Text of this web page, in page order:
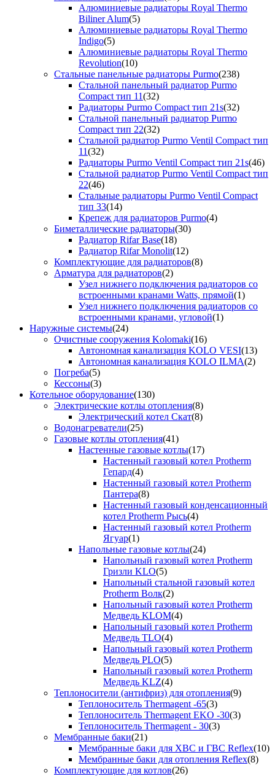
Алюминиевые радиаторы Royal Thermo
Biliner Alum(5)
Алюминиевые радиаторы Royal Thermo
Indigo(5)
Алюминиевые радиаторы Royal Thermo
Revolution(10)
Стальные панельные радиаторы Purmo(238)
Стальной панельный радиатор Purmo
Compact тип 11(32)
Радиаторы Purmo Compact тип 21s(32)
Стальной панельный радиатор Purmo
Compact тип 22(32)
Стальной радиатор Purmo Ventil Compact тип
11(32)
Радиаторы Purmo Ventil Compact тип 21s(46)
Стальной радиатор Purmo Ventil Compact тип
22(46)
Стальные радиаторы Purmo Ventil Compact
тип 33(14)
Крепеж для радиаторов Purmo(4)
Биметаллические радиаторы(30)
Радиатор Rifar Base(18)
Радиатор Rifar Monolit(12)
Комплектующие для радиаторов(8)
Арматура для радиаторов(2)
Узел нижнего подключения радиаторов со
встроенными кранами Watts, прямой(1)
Узел нижнего подключения радиаторов со
встроенными кранами, угловой(1)
Наружные системы(24)
Очистные сооружения Kolomaki(16)
Автономная канализация KOLO VESI(13)
Автономная канализация KOLO ILMA(2)
Погреба(5)
Кессоны(3)
Котельное оборудование(130)
Электрические котлы отопления(8)
Электрический котел Скат(8)
Водонагреватели(25)
Газовые котлы отопления(41)
Настенные газовые котлы(17)
Настенный газовый котел Protherm
Гепард(4)
Настенный газовый котел Protherm
Пантера(8)
Настенный газовый конденсационный
котел Protherm Рысь(4)
Настенный газовый котел Protherm
Ягуар(1)
Напольные газовые котлы(24)
Напольный газовый котел Protherm
Гризли KLO(5)
Напольный стальной газовый котел
Protherm Волк(2)
Напольный газовый котел Protherm
Медведь KLOM(4)
Напольный газовый котел Protherm
Медведь TLO(4)
Напольный газовый котел Protherm
Медведь PLO(5)
Напольный газовый котел Protherm
Медведь KLZ(4)
Теплоносители (антифриз) для отопления(9)
Теплоноситель Thermagent -65(3)
Теплоноситель Thermagent EKO -30(3)
Теплоноситель Thermagent - 30(3)
Мембранные баки(21)
Мембранные баки для ХВС и ГВС Reflex(10)
Мембранные баки для отопления Reflex(8)
Комплектующие для котлов(26)